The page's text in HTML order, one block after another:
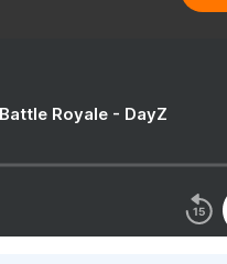
Royale - DayZ